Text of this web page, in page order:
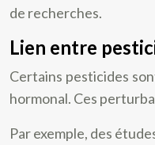
de recherches.
Lien entre
Certains pesticides
hormonal. Ces
Par exemple, des